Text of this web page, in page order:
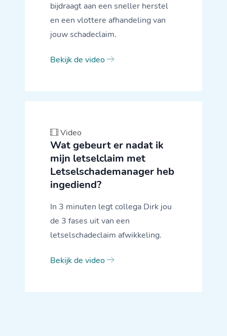
bijdraagt aan een sneller herstel
en een vlottere afhandeling van
jouw schadeclaim.
Bekijk de video
Video
Wat gebeurt er nadat ik
mijn letselclaim met
Letselschademanager heb
ingediend?
In 3 minuten legt collega Dirk jou
de 3 fases uit van een
letselschadeclaim afwikkeling.
Bekijk de video